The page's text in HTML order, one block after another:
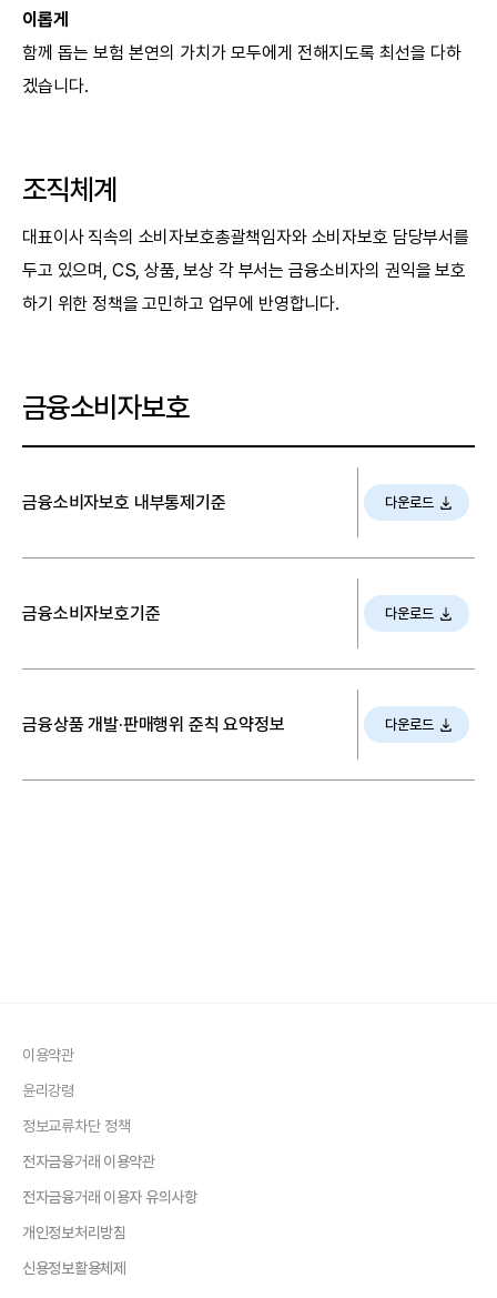
이롭게
함께 돕는 보험 본연의 가치가 모두에게 전해지도록 최선을 다하
겠습니다.
조직체계
대표이사 직속의 소비자보호총괄책임자와 소비자보호 담당부서를
두고 있으며, CS, 상품, 보상 각 부서는 금융소비자의 권익을 보호
하기 위한 정책을 고민하고 업무에 반영합니다.
금융소비자보호
금융소비자보호 내부통제기준 다운로드
금융소비자보호기준 다운로드
금융상품 개발·판매행위 준칙 요약정보 다운로드
이용약관
윤리강령
정보교류차단 정책
전자금융거래 이용약관
전자금융거래 이용자 유의사항
개인정보처리방침
신용정보활용체제